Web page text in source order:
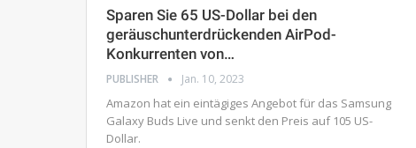
Sparen Sie 65 US-Dollar bei den
geräuschunterdrückenden AirPod-
Konkurrenten von…
PUBLISHER Jan. 10, 2023
Amazon hat ein eintägiges Angebot für das Samsung
Galaxy Buds Live und senkt den Preis auf 105 US-
Dollar.